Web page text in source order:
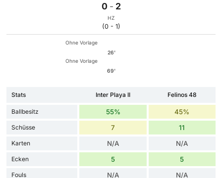
0 - 2
HZ
(0 - 1)
Ohne Vorlage
26'
Ohne Vorlage
69'
Stats Inter Playa II Felinos 48
Ballbesitz 55% 45%
Schüsse 7 11
Karten N/A N/A
Ecken 5 5
Fouls N/A N/A